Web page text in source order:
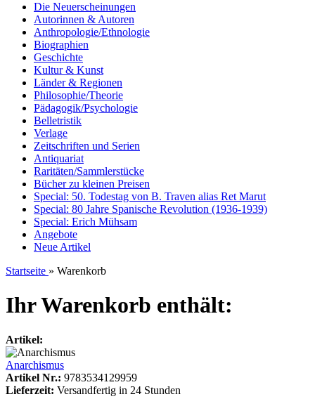
Die Neuerscheinungen
Autorinnen & Autoren
Anthropologie/Ethnologie
Biographien
Geschichte
Kultur & Kunst
Länder & Regionen
Philosophie/Theorie
Pädagogik/Psychologie
Belletristik
Verlage
Zeitschriften und Serien
Antiquariat
Raritäten/Sammlerstücke
Bücher zu kleinen Preisen
Special: 50. Todestag von B. Traven alias Ret Marut
Special: 80 Jahre Spanische Revolution (1936-1939)
Special: Erich Mühsam
Angebote
Neue Artikel
Startseite » Warenkorb
Ihr Warenkorb enthält:
Artikel:
Anarchismus
Artikel Nr.: 9783534129959
Lieferzeit: Versandfertig in 24 Stunden